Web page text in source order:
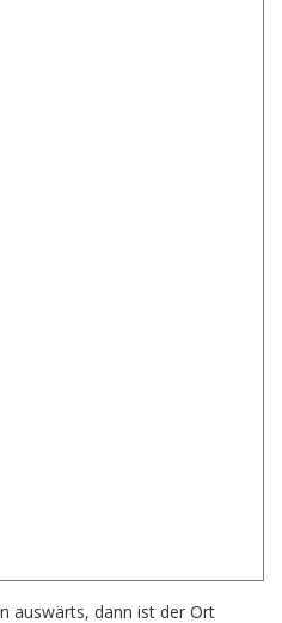
auswärts, dann ist der Ort